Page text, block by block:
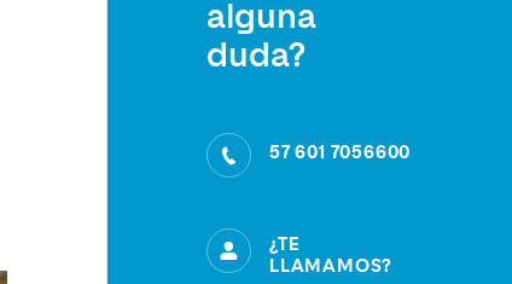
alguna
duda?
57 601 7056600
¿TE
LLAMAMOS?